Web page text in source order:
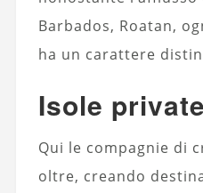
Barbados, Roatan,
ha un carattere
Isole private
Qui le compagnie di
oltre, creando